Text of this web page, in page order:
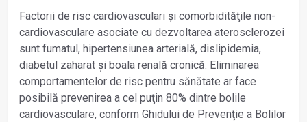
Factorii de risc cardiovasculari și comorbidităţile non-
cardiovasculare asociate cu dezvoltarea aterosclerozei
sunt fumatul, hipertensiunea arterială, dislipidemia,
diabetul zaharat și boala renală cronică. Eliminarea
comportamentelor de risc pentru sănătate ar face
posibilă prevenirea a cel puţin 80% dintre bolile
cardiovasculare, conform Ghidului de Prevenţie a Bolilor